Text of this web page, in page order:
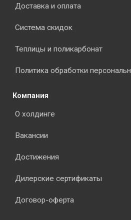
Доставка и оплата
Система скидок
Теплицы и поликарбонат
Политика обработки
Компания
О холдинге
Вакансии
Достижения
Дилерские сертификаты
Договор-оферта